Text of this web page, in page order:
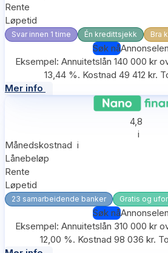
Rente
Løpetid
Svar innen 1 time Én kredittsjekk Bra
Søk nå
Eksempel: Annuitetslån 140 000 kr
13,44 %. Kostnad 49 412 kr.
Mer info
4,8
i
Månedskostnad i
Lånebeløp
Rente
Løpetid
23 samarbeidende banker Gratis og
Søk nå
Eksempel: Annuitetslån 310 000 kr
12,00 %. Kostnad 98 036 kr.